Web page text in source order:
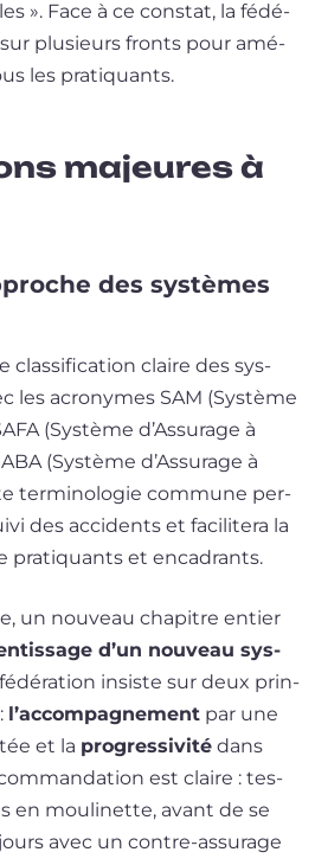
». Face à ce constat, la fédé­
sur plu­sieurs fronts pour amé­
les pratiquants.
majeures à
des systèmes
clas­si­fi­ca­tion claire des sys­
les acro­nymes SAM (Système
(Système d’Assurage à
(Système d’Assurage à
ter­mi­no­lo­gie com­mune per­
des acci­dents et faci­li­te­ra la
pra­ti­quants et encadrants.
un nou­veau cha­pitre entier
d’un nou­veau sys­
fédé­ra­tion insiste sur deux prin­
l’ac­com­pa­gne­ment par une
et la pro­gres­si­vi­té dans
est claire : tes­
en mou­li­nette, avant de se
avec un contre-assurage